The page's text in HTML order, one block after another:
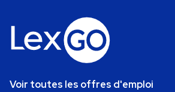
Voir toutes les offres d'emploi